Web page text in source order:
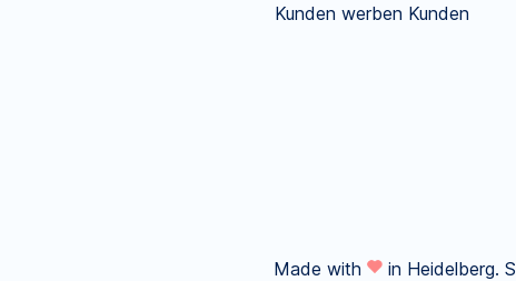
Kunden werben Kunden
Made with in Heidelberg.